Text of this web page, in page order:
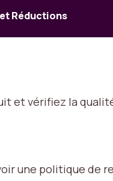
Réductions
et vérifiez la
une politique de